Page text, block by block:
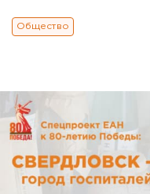
Общество